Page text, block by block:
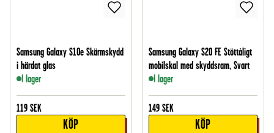
Samsung Galaxy S10e Skärmskydd
i härdat glas
I lager
119 SEK
KÖP
Samsung Galaxy S20 FE Stöttåligt
mobilskal med skyddsram, Svart
I lager
149 SEK
KÖP